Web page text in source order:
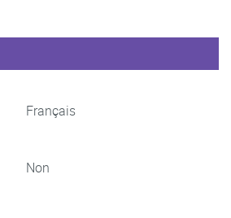
Français
Non